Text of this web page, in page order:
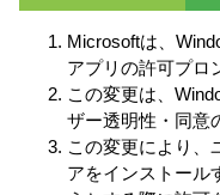
Microsoftは、
アプリの許可プロ
この変更は、
ザー透明性・同意
この変更により、
アをインストール